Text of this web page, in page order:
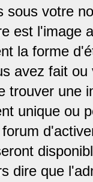
sous votre
est l'image
la forme
avez fait
trouver une
unique ou
dire que